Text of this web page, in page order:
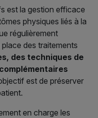
est la gestion efficace
physiques liés à la
régulièrement
des traitements
des techniques de
est de préserver
en charge les